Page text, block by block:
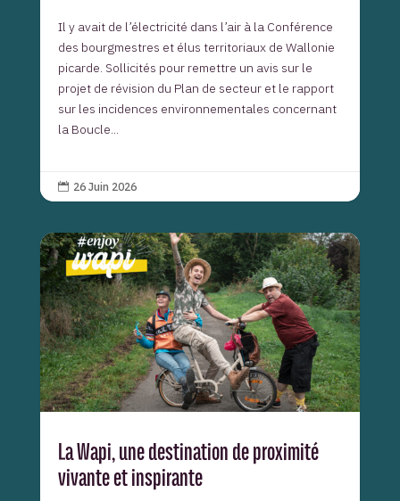
Il y avait de l’électricité dans l’air à la Conférence
des bourgmestres et élus territoriaux de Wallonie
picarde. Sollicités pour remettre un avis sur le
projet de révision du Plan de secteur et le rapport
sur les incidences environnementales concernant
la Boucle...
 26 Juin 2026
La Wapi, une destination de proximité
vivante et inspirante